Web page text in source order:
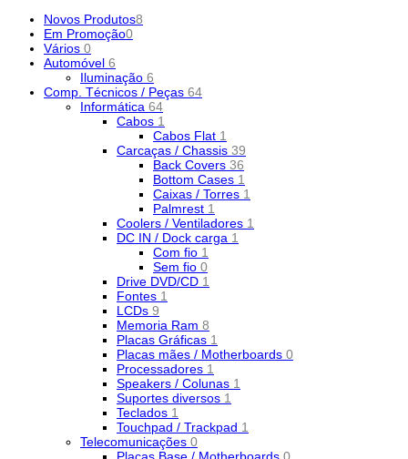
Novos Produtos8
Em Promoção0
Vários 0
Automóvel 6
Iluminação 6
Comp. Técnicos / Peças 64
Informática 64
Cabos 1
Cabos Flat 1
Carcaças / Chassis 39
Back Covers 36
Bottom Cases 1
Caixas / Torres 1
Palmrest 1
Coolers / Ventiladores 1
DC IN / Dock carga 1
Com fio 1
Sem fio 0
Drive DVD/CD 1
Fontes 1
LCDs 9
Memoria Ram 8
Placas Gráficas 1
Placas mães / Motherboards 0
Processadores 1
Speakers / Colunas 1
Suportes diversos 1
Teclados 1
Touchpad / Trackpad 1
Telecomunicações 0